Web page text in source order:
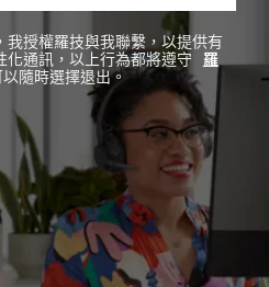
授權羅技與我聯繫，以提供有
通訊，以上行為都將遵守 羅
以隨時選擇退出。